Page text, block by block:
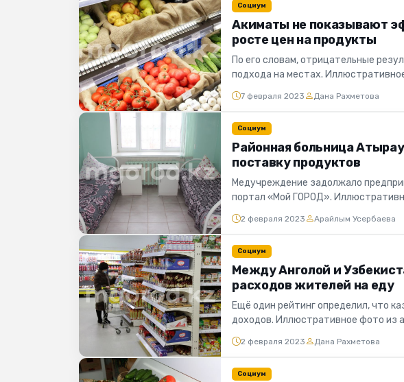
Социум
Акиматы не показывают
росте цен на продукты
По его словам, отрицательные
подхода на местах.
Смаилов на засед...
7 февраля 2023 Дана Рахметова
Социум
Районная больница
поставку продуктов
Медучреждение задолжало
портал «Мой ГОРОД».
службу по Атырауской обл...
2 февраля 2023 Арайлым Усербаева
Социум
Между Анголой и
расходов жителей на еду
Ещё один рейтинг определил, что
доходов. Иллюстративное фото из
согласно данным миров...
2 февраля 2023 Дана Рахметова
Социум